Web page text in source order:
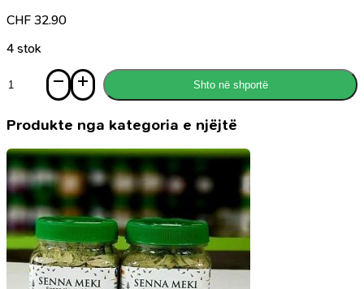
CHF 32.90
4 stok
Historia
Muhamedit
nëpërmjet
haditheve
të
sakta
Shto në shportë
Produkte nga kategoria e njëjtë